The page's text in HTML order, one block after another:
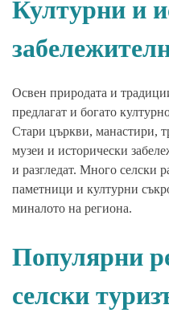
Културни и
Освен природата и
предлагат и богато
Стари църкви, манастири,
музеи и исторически
и разгледат. Много селски
паметници и културни
миналото на региона.
Популярни
селски